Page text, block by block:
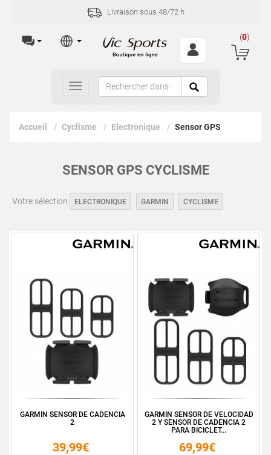
Livraison sous 48/72 h
(0)
Toggle
navigation
Accueil Cyclisme Electronique Sensor GPS
SENSOR GPS CYCLISME
Votre sélection ELECTRONIQUE GARMIN CYCLISME
GARMIN SENSOR DE CADENCIA
2
39,99€
GARMIN SENSOR DE VELOCIDAD
2 Y SENSOR DE CADENCIA 2
PARA BICICLET...
69,99€